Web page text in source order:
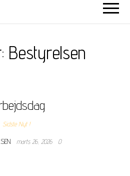
Bestyrelsen
Sidste Nyt !
marts 26, 2026 0